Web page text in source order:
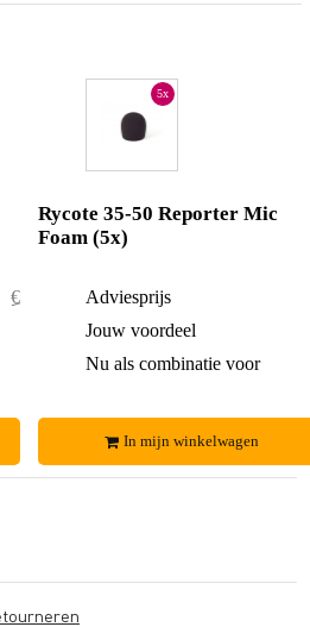
€ 34,60
5x
Rycote 35-50 Reporter Mic
Foam (5x)
Adviesprijs
Jouw voordeel
Nu als combinatie voor
In mijn winkelwagen